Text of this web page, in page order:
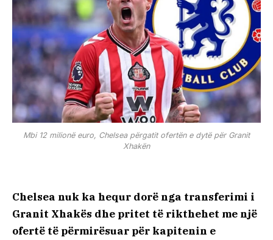
Mbi 12 milionë euro, Chelsea përgatit ofertën e dytë për Granit
Xhakën
Chelsea nuk ka hequr dorë nga transferimi i
Granit Xhakës dhe pritet të rikthehet me një
ofertë të përmirësuar për kapitenin e